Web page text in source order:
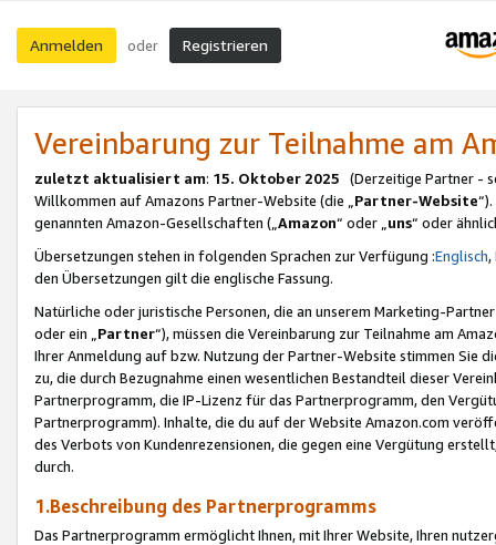
Anmelden oder Registrieren
Vereinbarung zur Teilnahme am
zuletzt aktualisiert am: 15. Oktober 2025 (Derzeitige Partner -
Willkommen auf Amazons Partner-Website (die „Partner-Website
genannten Amazon-Gesellschaften („Amazon“ oder „uns“ oder
Übersetzungen stehen in folgenden Sprachen zur Verfügung :Englisch,
den Übersetzungen gilt die englische Fassung.
Natürliche oder juristische Personen, die an unserem Marketing-
oder ein „Partner“), müssen die Vereinbarung zur Teilnahme am
Ihrer Anmeldung auf bzw. Nutzung der Partner-Website stimmen Sie
zu, die durch Bezugnahme einen wesentlichen Bestandteil dieser
Partnerprogramm, die IP-Lizenz für das Partnerprogramm, den
Partnerprogramm). Inhalte, die du auf der Website Amazon.com
des Verbots von Kundenrezensionen, die gegen eine Vergütung
durch.
1.Beschreibung des Partnerprogramms
Das Partnerprogramm ermöglicht Ihnen, mit Ihrer Website, Ihren